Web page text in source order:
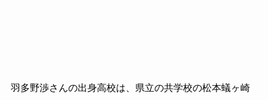
羽多野渉さんの出身高校は、県立の共学校の松本蟻ヶ崎